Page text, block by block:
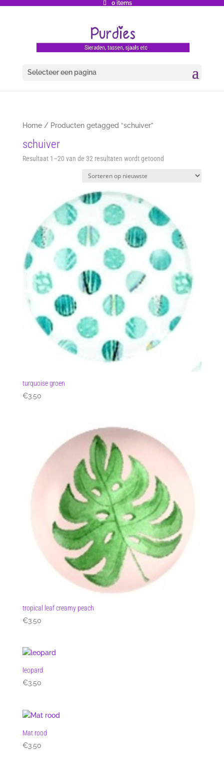
0 items
Selecteer een pagina
Home/ Producten getagged “schuiver”
schuiver
Resultaat 1–20 van de 32 resultaten wordt getoondGesorteerd
turquoise groen
€3.50
tropical leaf creamy peach
€3.50
leopard
€3.50
Mat rood
€3.50